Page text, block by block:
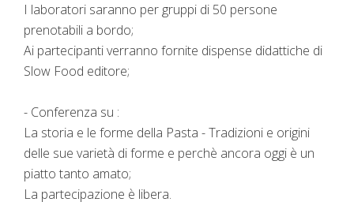
I laboratori saranno per gruppi di 50 persone
prenotabili a bordo;
Ai partecipanti verranno fornite dispense didattiche di
Slow Food editore;
- Conferenza su :
La storia e le forme della Pasta - Tradizioni e origini
delle sue varietà di forme e perchè ancora oggi è un
piatto tanto amato;
La partecipazione è libera.